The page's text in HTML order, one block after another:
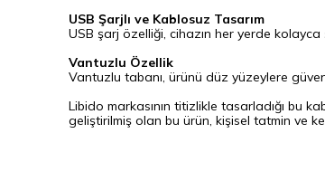
USB Şarjlı ve Kablosuz Tasarım
USB şarj özelliği, cihazın her yerde kolayca
Vantuzlu Özellik
Vantuzlu tabanı, ürünü düz yüzeylere
Libido markasının titizlikle tasarladığı bu
geliştirilmiş olan bu ürün, kişisel tatmin ve